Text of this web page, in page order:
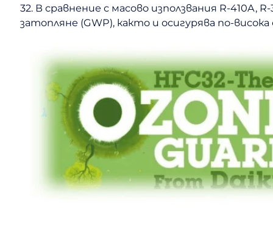
32. В сравнение с масово използвания R-
затопляне (GWP), както и осигурява по-